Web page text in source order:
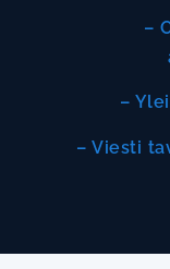
–
–
– Viesti